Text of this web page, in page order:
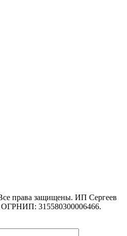
права защищены. ИП Сергеев
315580300006466.